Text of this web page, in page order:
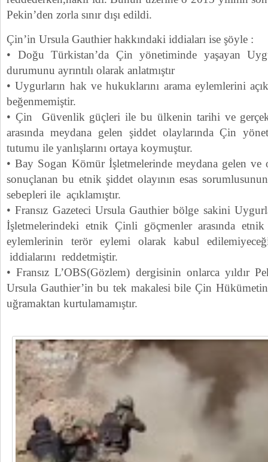
Pekin’den zorla sınır dışı edildi.
Çin’in Ursula Gauthier hakkındaki iddiaları ise şöyle :
• Doğu Türkistan’da Çin yönetiminde yaşayan
durumunu ayrıntılı olarak anlatmıştır
• Uygurların hak ve hukuklarını arama eylemlerini
beğenmemiştir.
• Çin Güvenlik güçleri ile bu ülkenin tarihi ve
arasında meydana gelen şiddet olaylarında Çin
tutumu ile yanlışlarını ortaya koymuştur.
• Bay Sogan Kömür İşletmelerinde meydana gelen
sonuçlanan bu etnik şiddet olayının esas
sebepleri ile açıklamıştır.
• Fransız Gazeteci Ursula Gauthier bölge sakini
İşletmelerindeki etnik Çinli göçmenler arasında etnik
eylemlerinin terör eylemi olarak kabul
iddialarını reddetmiştir.
• Fransız L’OBS(Gözlem) dergisinin onlarca yıldır
Ursula Gauthier’in bu tek makalesi bile Çin
uğramaktan kurtulamamıştır.